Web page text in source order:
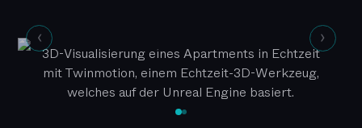
3D-Visualisierung eines Apartments in Echtzeit
mit Twinmotion, einem Echtzeit-3D-Werkzeug,
welches auf der Unreal Engine basiert.